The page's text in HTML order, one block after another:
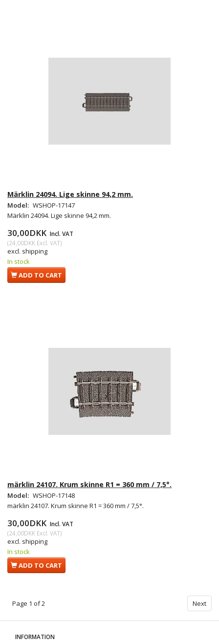
Märklin 24094. Lige skinne 94,2 mm.
Model: WSHOP-17147
Märklin 24094. Lige skinne 94,2 mm.
30,00DKK Incl. VAT
(24,00DKK Excl. VAT)
excl. shipping
In stock
ADD TO CART
märklin 24107. Krum skinne R1 = 360 mm / 7,5°.
Model: WSHOP-17148
märklin 24107. Krum skinne R1 = 360 mm / 7,5°.
30,00DKK Incl. VAT
(24,00DKK Excl. VAT)
excl. shipping
In stock
ADD TO CART
Page 1 of 2 Next
INFORMATION